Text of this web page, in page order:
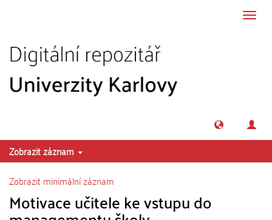
Zobrazit záznam
Zobrazit minimální záznam
Motivace učitele ke vstupu do